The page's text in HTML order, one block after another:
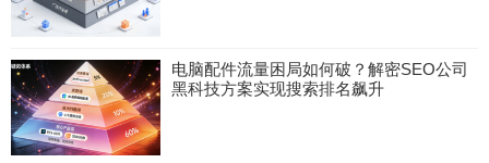
电脑配件流量困局如何破？解密SEO公司
黑科技方案实现搜索排名飙升